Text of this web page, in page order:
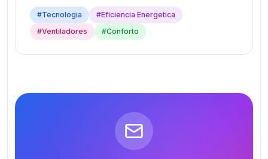
#Tecnologia #Eficiencia Energetica
#Ventiladores #Conforto